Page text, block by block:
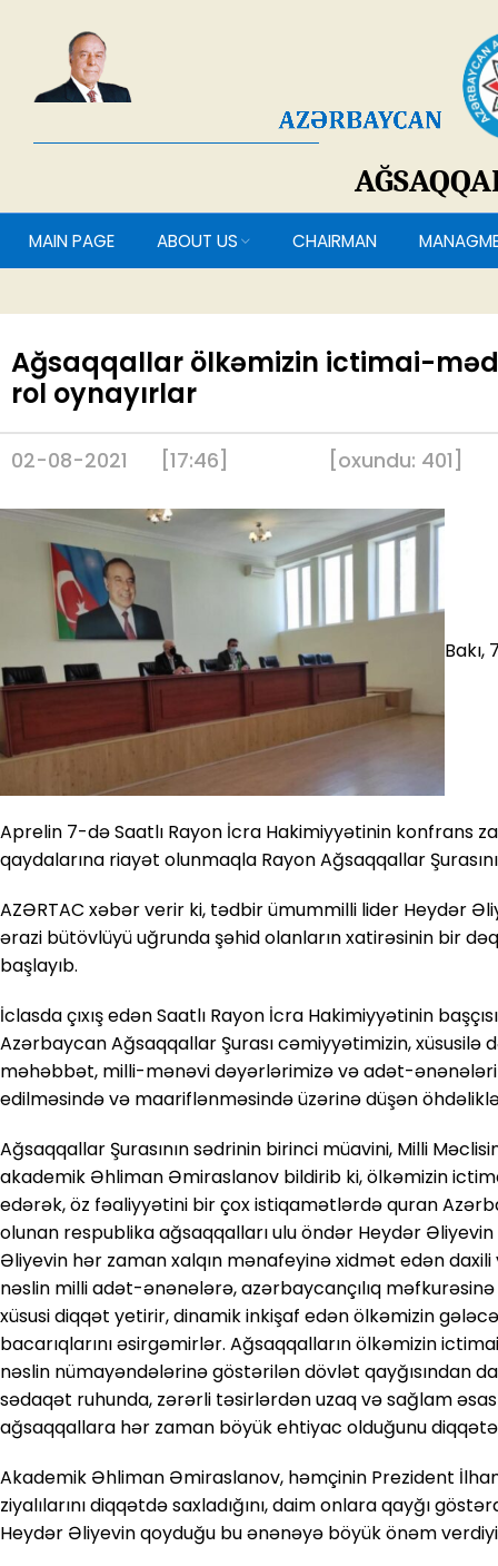
MAIN PAGE ABOUT US CHAIRMAN
Ağsaqqallar ölkəmizin ictimai-
rol oynayırlar
02-08-2021 [17:46] [oxundu: 401]
Bakı,
Aprelin 7-də Saatlı Rayon İcra Hakimiyyətinin konfrans
qaydalarına riayət olunmaqla Rayon Ağsaqqallar
AZƏRTAC xəbər verir ki, tədbir ümummilli lider Heydər
ərazi bütövlüyü uğrunda şəhid olanların xatirəsinin bir
başlayıb.
İclasda çıxış edən Saatlı Rayon İcra Hakimiyyətinin
Azərbaycan Ağsaqqallar Şurası cəmiyyətimizin,
məhəbbət, milli-mənəvi dəyərlərimizə və adət-
edilməsində və maariflənməsində üzərinə düşən
Ağsaqqallar Şurasının sədrinin birinci müavini, Milli
akademik Əhliman Əmiraslanov bildirib ki, ölkəmizin
edərək, öz fəaliyyətini bir çox istiqamətlərdə quran
olunan respublika ağsaqqalları ulu öndər Heydər Əliyevin
Əliyevin hər zaman xalqın mənafeyinə xidmət edən
nəslin milli adət-ənənələrə, azərbaycançılıq
xüsusi diqqət yetirir, dinamik inkişaf edən ölkəmizin
bacarıqlarını əsirgəmirlər. Ağsaqqalların ölkəmizin
nəslin nümayəndələrinə göstərilən dövlət qayğısından
sədaqət ruhunda, zərərli təsirlərdən uzaq və sağlam
ağsaqqallara hər zaman böyük ehtiyac olduğunu diqqətə
Akademik Əhliman Əmiraslanov, həmçinin Prezident
ziyalılarını diqqətdə saxladığını, daim onlara qayğı
Heydər Əliyevin qoyduğu bu ənənəyə böyük önəm